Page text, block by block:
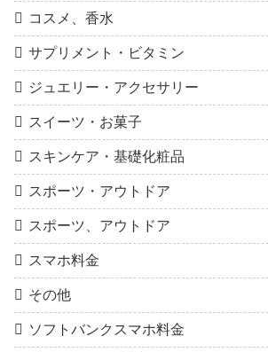
コスメ、香水
サプリメント・ビタミン
ジュエリー・アクセサリー
スイーツ・お菓子
スキンケア・基礎化粧品
スポーツ・アウトドア
スポーツ、アウトドア
スマホ料金
その他
ソフトバンクスマホ料金